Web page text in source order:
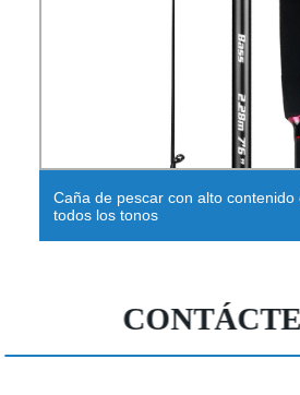
Caña de pescar con alto contenido
todos los tonos